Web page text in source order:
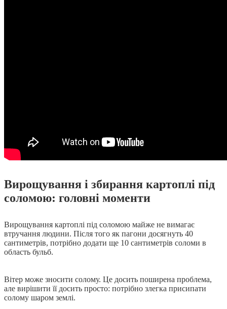
Вирощування і збирання картоплі під
соломою: головні моменти
Вирощування картоплі під соломою майже не вимагає
втручання людини. Після того як пагони досягнуть 40
сантиметрів, потрібно додати ще 10 сантиметрів соломи в
область бульб.
Вітер може зносити солому. Це досить поширена проблема,
але вирішити її досить просто: потрібно злегка присипати
солому шаром землі.